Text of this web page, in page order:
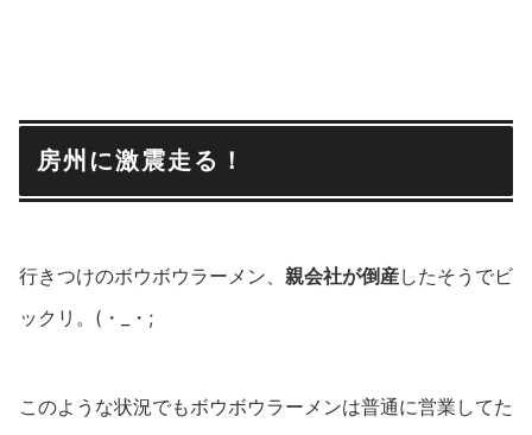
房州に激震走る！
行きつけのボウボウラーメン、 親会社が倒産したそうでビ
ックリ。(・_・;
このような状況でもボウボウラーメンは普通に営業してた